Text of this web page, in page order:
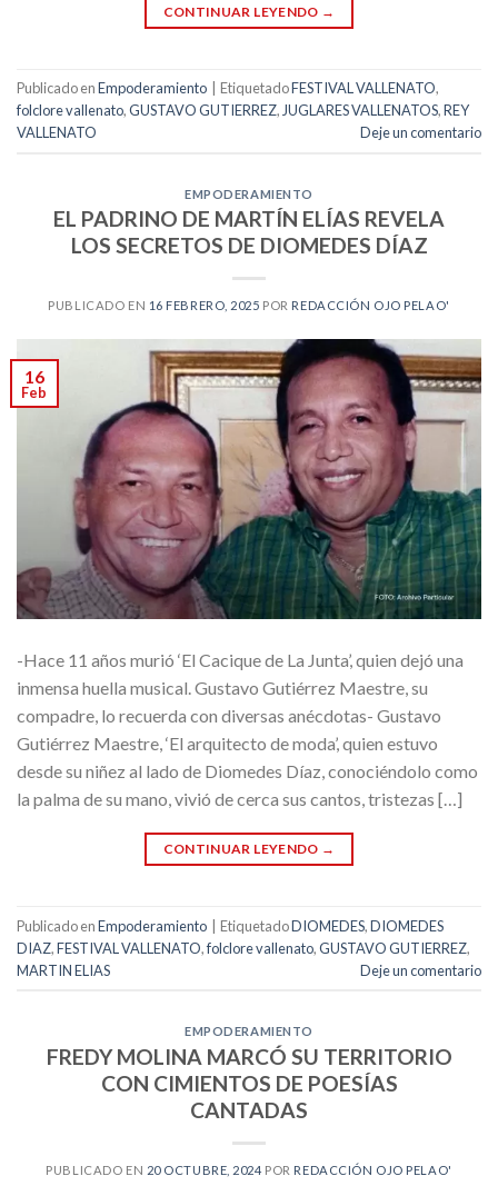
CONTINUAR LEYENDO →
Publicado enEmpoderamiento EtiquetadoFESTIVAL VALLENATO,
folclore vallenato,GUSTAVO GUTIERREZ, JUGLARES VALLENATOS,REY
VALLENATO
Deje un comentario
EMPODERAMIENTO
EL PADRINO DE MARTÍN ELÍAS REVELA
LOS SECRETOS DE DIOMEDES DÍAZ
PUBLICADO EN 16 FEBRERO, 2025 POR REDACCIÓN OJO PELAO'
16
Feb
-Hace 11 años murió ‘El Cacique de La Junta’, quien dejó una
inmensa huella musical. Gustavo Gutiérrez Maestre, su
compadre, lo recuerda con diversas anécdotas- Gustavo
Gutiérrez Maestre, ‘El arquitecto de moda’, quien estuvo
desde su niñez al lado de Diomedes Díaz, conociéndolo como
la palma de su mano, vivió de cerca sus cantos, tristezas […]
CONTINUAR LEYENDO →
Publicado enEmpoderamiento EtiquetadoDIOMEDES,DIOMEDES
DIAZ,FESTIVAL VALLENATO,folclore vallenato,GUSTAVO GUTIERREZ,
MARTIN ELIAS
Deje un comentario
EMPODERAMIENTO
FREDY MOLINA MARCÓ SU TERRITORIO
CON CIMIENTOS DE POESÍAS
CANTADAS
PUBLICADO EN 20 OCTUBRE, 2024 POR REDACCIÓN OJO PELAO'